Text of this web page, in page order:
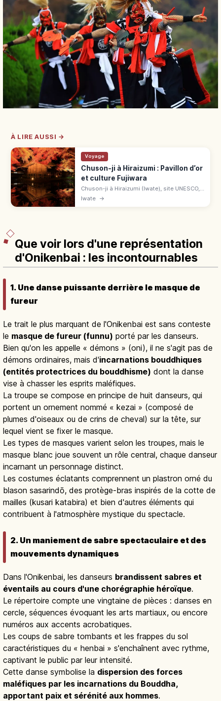
À LIRE AUSSI →
Voyage
Chuson-ji à Hiraizumi : Pavillon d’or
et culture Fujiwara
Chuson-ji à Hiraizumi (Iwate), site UNESCO,
abrite le Pavillon d'or Konjikido. Culture des
Iwate →
Que voir lors d'une représentation
d'Onikenbai : les incontournables
1. Une danse puissante derrière le masque de
fureur
Le trait le plus marquant de l'Onikenbai est sans conteste
le masque de fureur (funnu) porté par les danseurs.
Bien qu'on les appelle « démons » (oni), il ne s'agit pas de
démons ordinaires, mais d'incarnations bouddhiques
(entités protectrices du bouddhisme) dont la danse
vise à chasser les esprits maléfiques.
La troupe se compose en principe de huit danseurs, qui
portent un ornement nommé « kezai » (composé de
plumes d'oiseaux ou de crins de cheval) sur la tête, sur
lequel vient se fixer le masque.
Les types de masques varient selon les troupes, mais le
masque blanc joue souvent un rôle central, chaque danseur
incarnant un personnage distinct.
Les costumes éclatants comprennent un plastron orné du
blason sasarindō, des protège-bras inspirés de la cotte de
mailles (kusari katabira) et bien d'autres éléments qui
contribuent à l'atmosphère mystique du spectacle.
2. Un maniement de sabre spectaculaire et des
mouvements dynamiques
Dans l'Onikenbai, les danseurs brandissent sabres et
éventails au cours d'une chorégraphie héroïque.
Le répertoire compte une vingtaine de pièces : danses en
cercle, séquences évoquant les arts martiaux, ou encore
numéros aux accents acrobatiques.
Les coups de sabre tombants et les frappes du sol
caractéristiques du « henbai » s'enchaînent avec rythme,
captivant le public par leur intensité.
Cette danse symbolise la dispersion des forces
maléfiques par les incarnations du Bouddha,
apportant paix et sérénité aux hommes.